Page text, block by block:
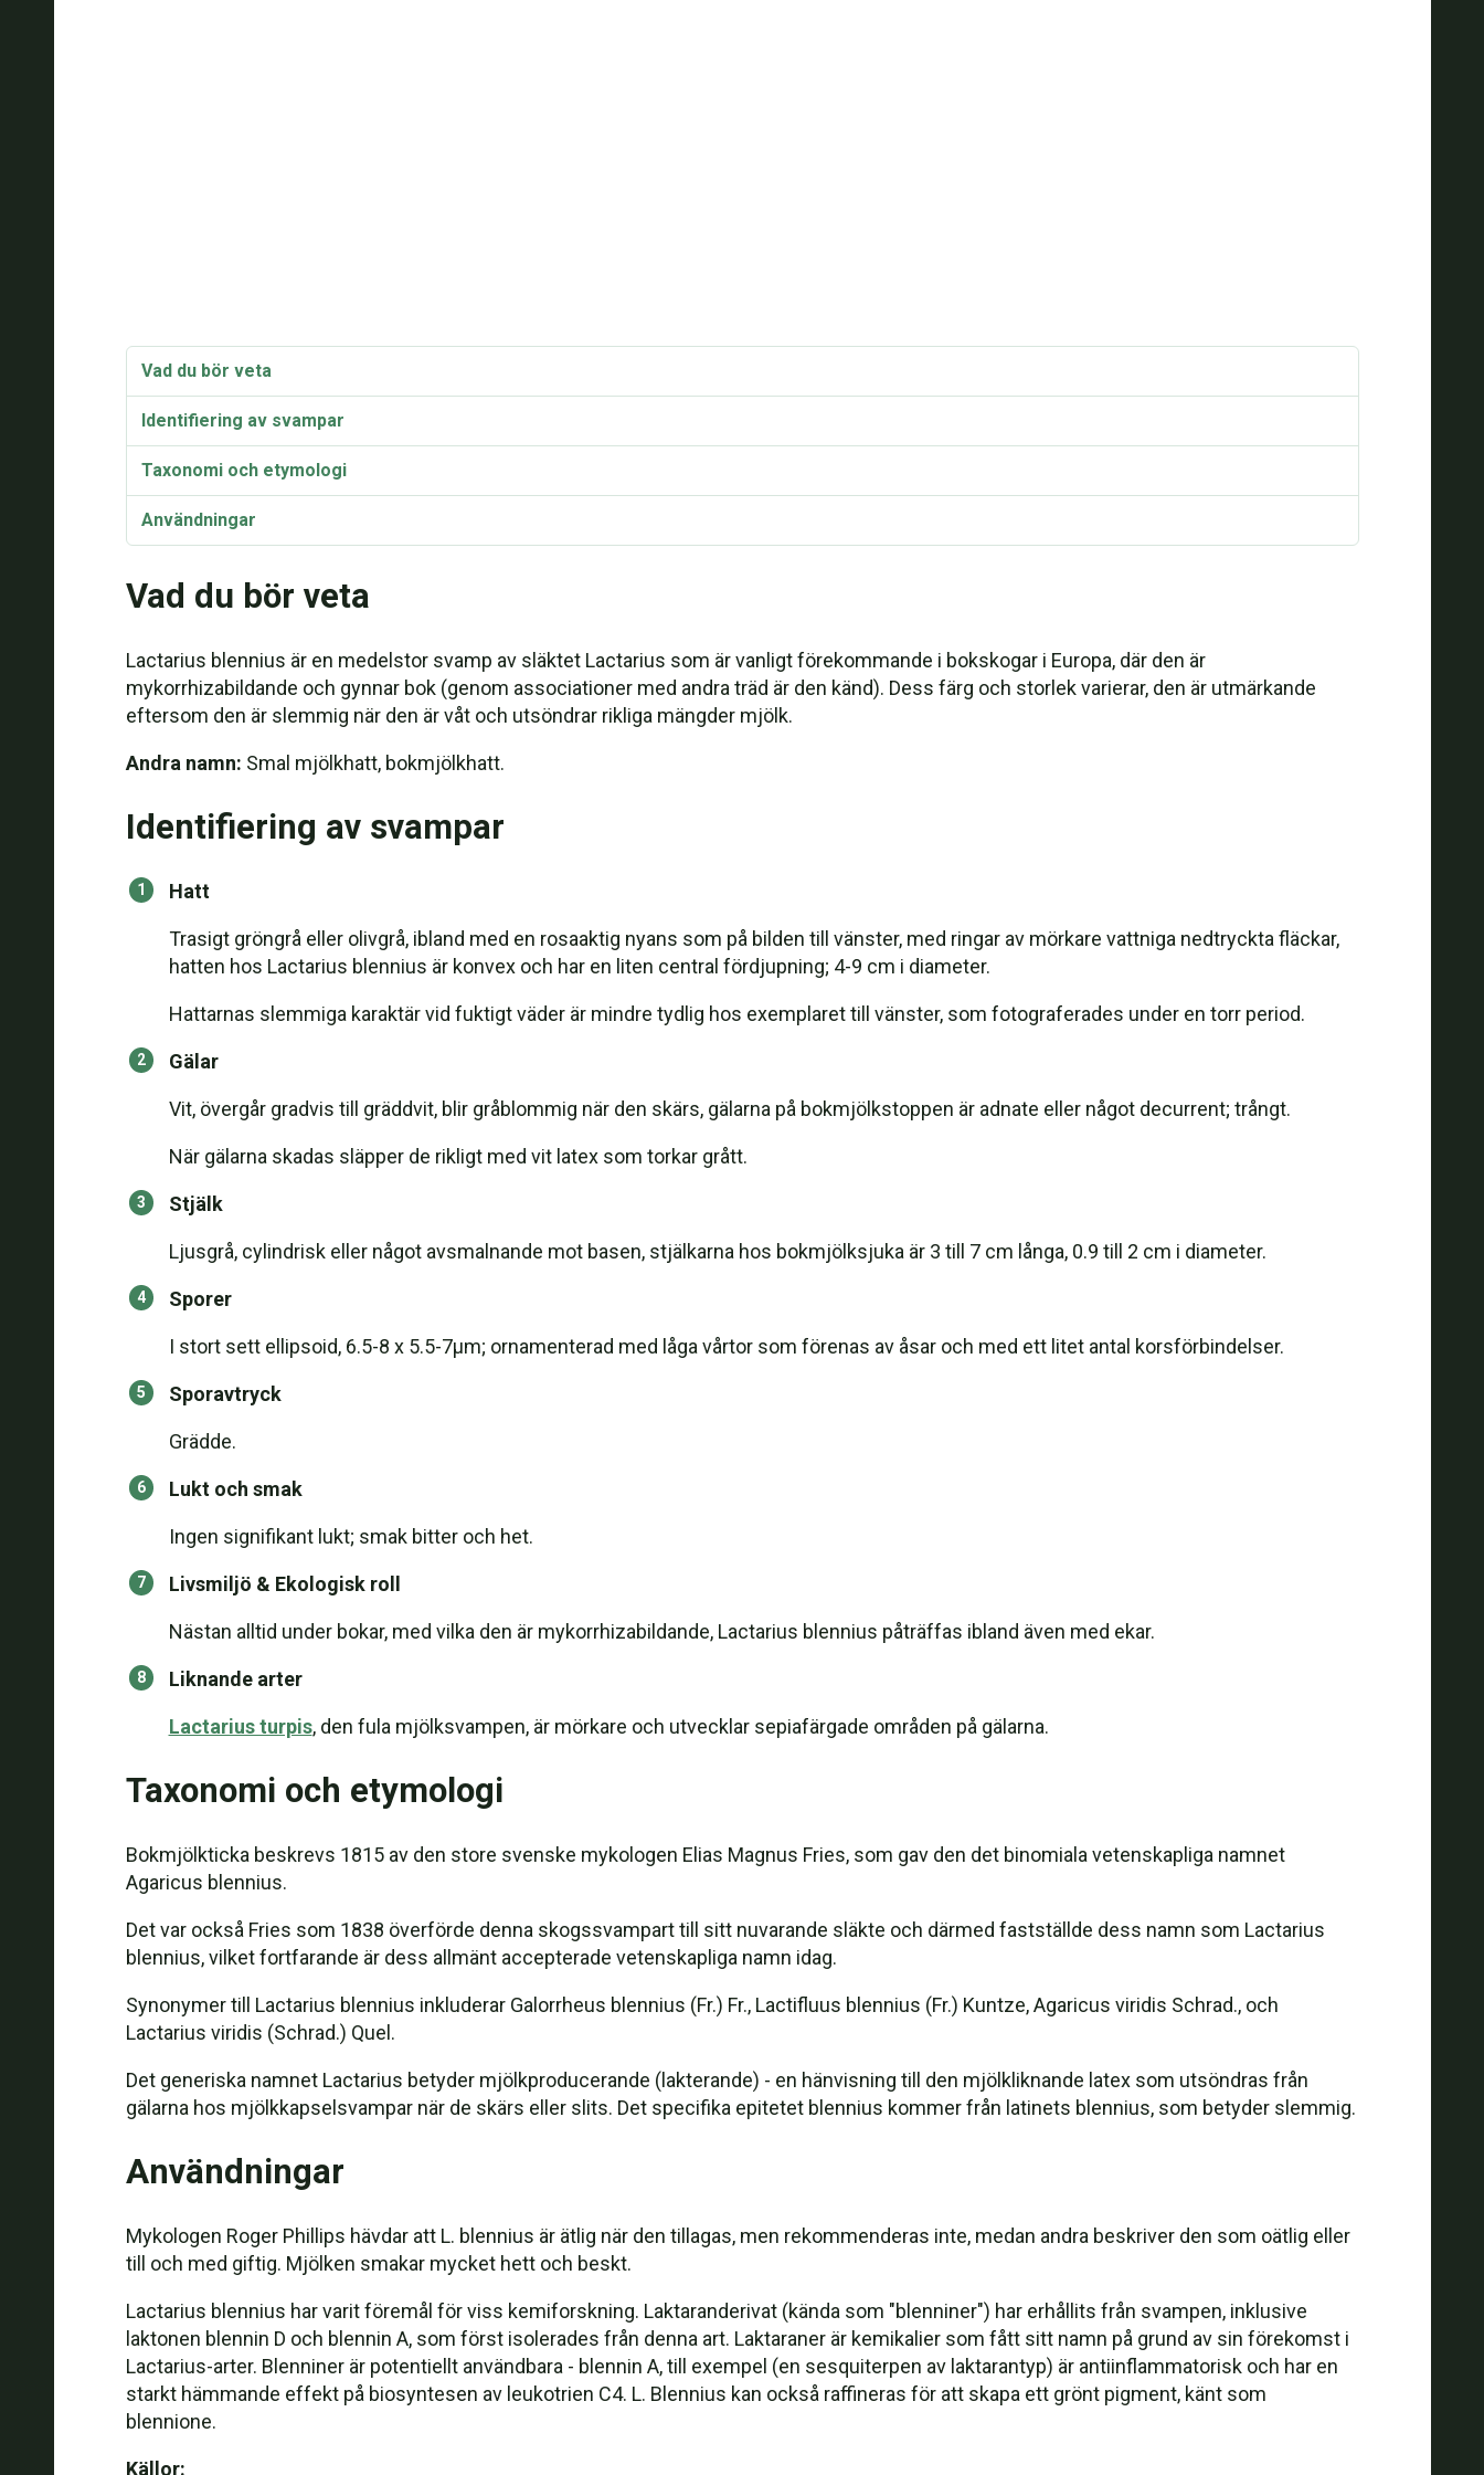
Vad du bör veta
Identifiering av svampar
Taxonomi och etymologi
Användningar
Vad du bör veta
Lactarius blennius är en medelstor svamp av släktet Lactarius som är vanligt förekommande i bokskogar i Europa, där den är
mykorrhizabildande och gynnar bok (genom associationer med andra träd är den känd). Dess färg och storlek varierar, den är utmärkande
eftersom den är slemmig när den är våt och utsöndrar rikliga mängder mjölk.
Andra namn: Smal mjölkhatt, bokmjölkhatt.
Identifiering av svampar
Hatt
Trasigt gröngrå eller olivgrå, ibland med en rosaaktig nyans som på bilden till vänster, med ringar av mörkare vattniga nedtryckta fläckar,
hatten hos Lactarius blennius är konvex och har en liten central fördjupning; 4-9 cm i diameter.
Hattarnas slemmiga karaktär vid fuktigt väder är mindre tydlig hos exemplaret till vänster, som fotograferades under en torr period.
Gälar
Vit, övergår gradvis till gräddvit, blir gråblommig när den skärs, gälarna på bokmjölkstoppen är adnate eller något decurrent; trångt.
När gälarna skadas släpper de rikligt med vit latex som torkar grått.
Stjälk
Ljusgrå, cylindrisk eller något avsmalnande mot basen, stjälkarna hos bokmjölksjuka är 3 till 7 cm långa, 0.9 till 2 cm i diameter.
Sporer
I stort sett ellipsoid, 6.5-8 x 5.5-7µm; ornamenterad med låga vårtor som förenas av åsar och med ett litet antal korsförbindelser.
Sporavtryck
Grädde.
Lukt och smak
Ingen signifikant lukt; smak bitter och het.
Livsmiljö & Ekologisk roll
Nästan alltid under bokar, med vilka den är mykorrhizabildande, Lactarius blennius påträffas ibland även med ekar.
Liknande arter
Lactarius turpis, den fula mjölksvampen, är mörkare och utvecklar sepiafärgade områden på gälarna.
Taxonomi och etymologi
Bokmjölkticka beskrevs 1815 av den store svenske mykologen Elias Magnus Fries, som gav den det binomiala vetenskapliga namnet
Agaricus blennius.
Det var också Fries som 1838 överförde denna skogssvampart till sitt nuvarande släkte och därmed fastställde dess namn som Lactarius
blennius, vilket fortfarande är dess allmänt accepterade vetenskapliga namn idag.
Synonymer till Lactarius blennius inkluderar Galorrheus blennius (Fr.) Fr., Lactifluus blennius (Fr.) Kuntze, Agaricus viridis Schrad., och
Lactarius viridis (Schrad.) Quel.
Det generiska namnet Lactarius betyder mjölkproducerande (lakterande) - en hänvisning till den mjölkliknande latex som utsöndras från
gälarna hos mjölkkapselsvampar när de skärs eller slits. Det specifika epitetet blennius kommer från latinets blennius, som betyder slemmig.
Användningar
Mykologen Roger Phillips hävdar att L. blennius är ätlig när den tillagas, men rekommenderas inte, medan andra beskriver den som oätlig eller
till och med giftig. Mjölken smakar mycket hett och beskt.
Lactarius blennius har varit föremål för viss kemiforskning. Laktaranderivat (kända som "blenniner") har erhållits från svampen, inklusive
laktonen blennin D och blennin A, som först isolerades från denna art. Laktaraner är kemikalier som fått sitt namn på grund av sin förekomst i
Lactarius-arter. Blenniner är potentiellt användbara - blennin A, till exempel (en sesquiterpen av laktarantyp) är antiinflammatorisk och har en
starkt hämmande effekt på biosyntesen av leukotrien C4. L. Blennius kan också raffineras för att skapa ett grönt pigment, känt som
blennione.
Källor: